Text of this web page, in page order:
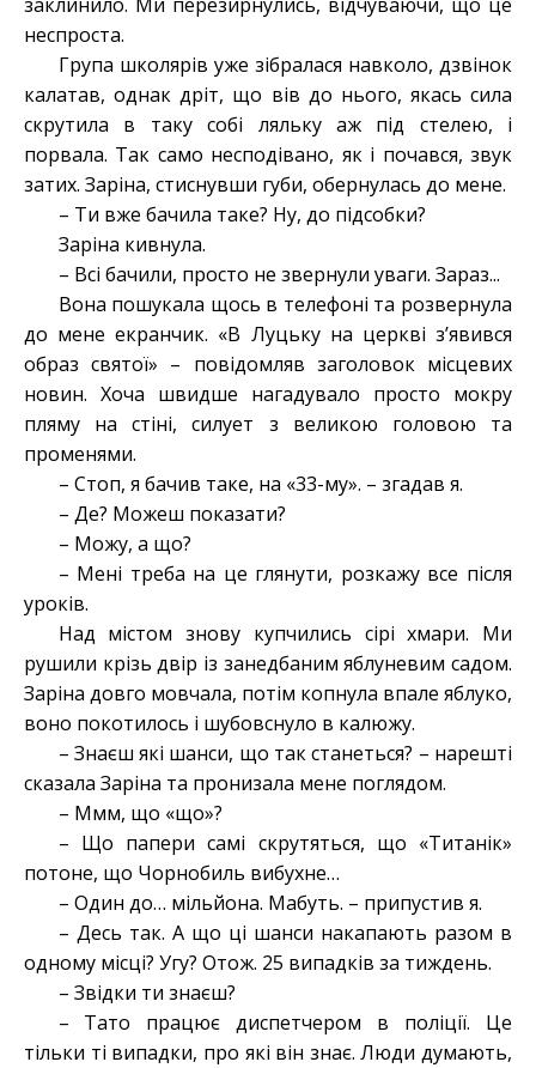
заклинило. Ми перезирнулись, відчуваючи, що це
неспроста.
Група школярів уже зібралася навколо, дзвінок
калатав, однак дріт, що вів до нього, якась сила
скрутила в таку собі ляльку аж під стелею, і
порвала. Так само несподівано, як і почався, звук
затих. Заріна, стиснувши губи, обернулась до мене.
– Ти вже бачила таке? Ну, до підсобки?
Заріна кивнула.
– Всі бачили, просто не звернули уваги. Зараз...
Вона пошукала щось в телефоні та розвернула
до мене екранчик. «В Луцьку на церкві з’явився
образ святої» – повідомляв заголовок місцевих
новин. Хоча швидше нагадувало просто мокру
пляму на стіні, силует з великою головою та
променями.
– Стоп, я бачив таке, на «33-му». – згадав я.
– Де? Можеш показати?
– Можу, а що?
– Мені треба на це глянути, розкажу все після
уроків.
Над містом знову купчились сірі хмари. Ми
рушили крізь двір із занедбаним яблуневим садом.
Заріна довго мовчала, потім копнула впале яблуко,
воно покотилось і шубовснуло в калюжу.
– Знаєш які шанси, що так станеться? – нарешті
сказала Заріна та пронизала мене поглядом.
– Ммм, що «що»?
– Що папери самі скрутяться, що «Титанік»
потоне, що Чорнобиль вибухне…
– Один до… мільйона. Мабуть. – припустив я.
– Десь так. А що ці шанси накапають разом в
одному місці? Угу? Отож. 25 випадків за тиждень.
– Звідки ти знаєш?
– Тато працює диспетчером в поліції. Це
тільки ті випадки, про які він знає. Люди думають,